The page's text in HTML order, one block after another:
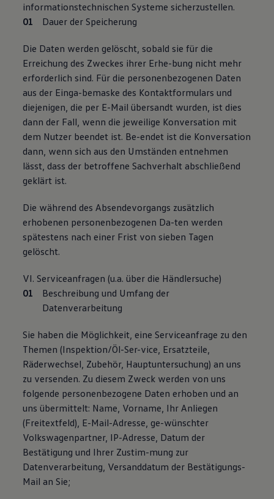
informationstechnischen Systeme sicherzustellen.
Dauer der Speicherung
Die Daten werden gelöscht, sobald sie für die
Erreichung des Zweckes ihrer Erhe-bung nicht mehr
erforderlich sind. Für die personenbezogenen Daten
aus der Einga-bemaske des Kontaktformulars und
diejenigen, die per E-Mail übersandt wurden, ist dies
dann der Fall, wenn die jeweilige Konversation mit
dem Nutzer beendet ist. Be-endet ist die Konversation
dann, wenn sich aus den Umständen entnehmen
lässt, dass der betroffene Sachverhalt abschließend
geklärt ist.
Die während des Absendevorgangs zusätzlich
erhobenen personenbezogenen Da-ten werden
spätestens nach einer Frist von sieben Tagen
gelöscht.
VI. Serviceanfragen (u.a. über die Händlersuche)
Beschreibung und Umfang der
Datenverarbeitung
Sie haben die Möglichkeit, eine Serviceanfrage zu den
Themen (Inspektion/Öl-Ser-vice, Ersatzteile,
Räderwechsel, Zubehör, Hauptuntersuchung) an uns
zu versenden. Zu diesem Zweck werden von uns
folgende personenbezogene Daten erhoben und an
uns übermittelt: Name, Vorname, Ihr Anliegen
(Freitextfeld), E-Mail-Adresse, ge-wünschter
Volkswagenpartner, IP-Adresse, Datum der
Bestätigung und Ihrer Zustim-mung zur
Datenverarbeitung, Versanddatum der Bestätigungs-
Mail an Sie;